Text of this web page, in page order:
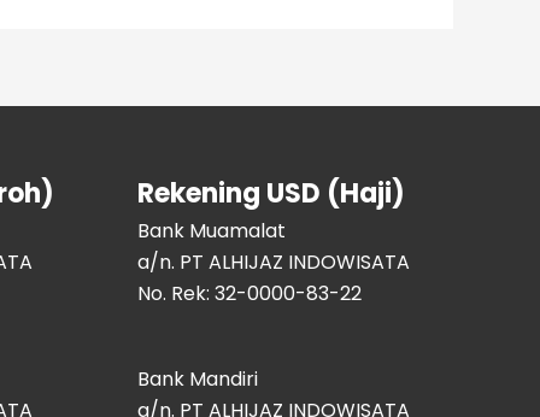
Rekening USD (Haji)
Bank Muamalat
a/n. PT ALHIJAZ INDOWISATA
No. Rek: 32-0000-83-22
Bank Mandiri
a/n. PT ALHIJAZ INDOWISATA